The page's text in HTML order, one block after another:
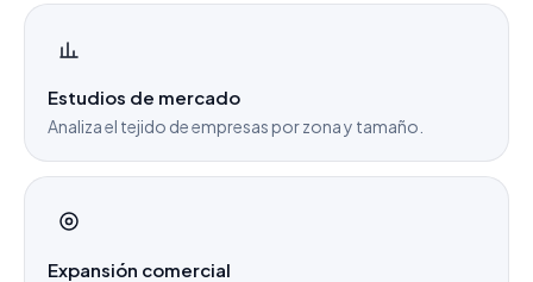
Estudios de mercado
Analiza el tejido de empresas por zona y tamaño.
Expansión comercial